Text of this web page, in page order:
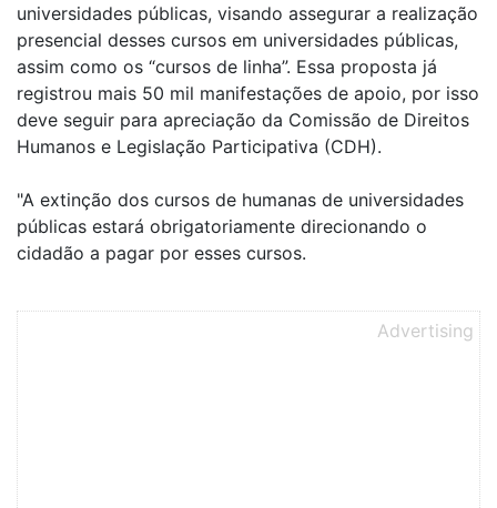
universidades públicas, visando assegurar a realização
presencial desses cursos em universidades públicas,
assim como os “cursos de linha”. Essa proposta já
registrou mais 50 mil manifestações de apoio, por isso
deve seguir para apreciação da Comissão de Direitos
Humanos e Legislação Participativa (CDH).
"A extinção dos cursos de humanas de universidades
públicas estará obrigatoriamente direcionando o
cidadão a pagar por esses cursos.
Advertising